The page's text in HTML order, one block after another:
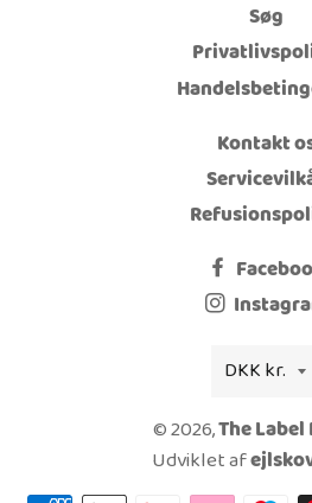
Søg
Kontakt
Valuta
DKK kr.
© 2026,The
Udviklet af